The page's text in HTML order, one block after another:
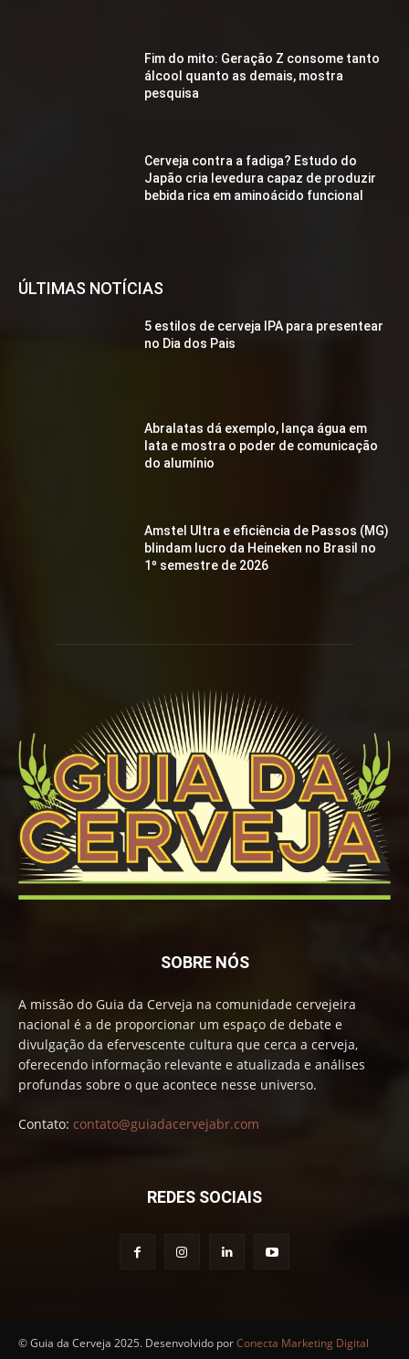
Fim do mito: Geração Z consome tanto
álcool quanto as demais, mostra
pesquisa
Cerveja contra a fadiga? Estudo do
Japão cria levedura capaz de produzir
bebida rica em aminoácido funcional
ÚLTIMAS NOTÍCIAS
5 estilos de cerveja IPA para presentear
no Dia dos Pais
Abralatas dá exemplo, lança água em
lata e mostra o poder de comunicação
do alumínio
Amstel Ultra e eficiência de Passos (MG)
blindam lucro da Heineken no Brasil no
1º semestre de 2026
SOBRE NÓS
A missão do Guia da Cerveja na comunidade cervejeira
nacional é a de proporcionar um espaço de debate e
divulgação da efervescente cultura que cerca a cerveja,
oferecendo informação relevante e atualizada e análises
profundas sobre o que acontece nesse universo.
Contato: contato@guiadacervejabr.com
REDES SOCIAIS
© Guia da Cerveja 2025. Desenvolvido porConecta Marketing Digital